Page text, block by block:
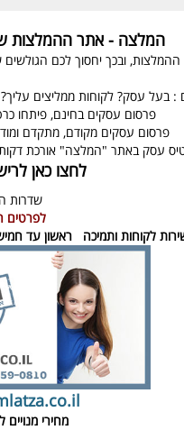
המלצה - אתר ההמלצות
ובכך יחסוך לכם הגולשים
: בעל עסק? לקוחות ממליצים
פרסום עסקים בחינם, פיתחו
פרסום עסקים מקודם, מתקדם
עסק באתר "המלצה" אורכת
לחצו כאן
שדרות
לפרטים
לקוחות ותמיכה
ראשון עד חמישי בין השעות
מחירי